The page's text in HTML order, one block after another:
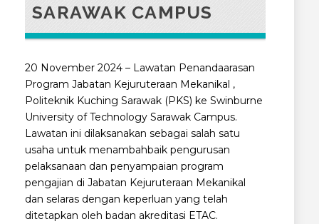
SARAWAK CAMPUS
20 November 2024 – Lawatan Penandaarasan
Program Jabatan Kejuruteraan Mekanikal ,
Politeknik Kuching Sarawak (PKS) ke Swinburne
University of Technology Sarawak Campus.
Lawatan ini dilaksanakan sebagai salah satu
usaha untuk menambahbaik pengurusan
pelaksanaan dan penyampaian program
pengajian di Jabatan Kejuruteraan Mekanikal
dan selaras dengan keperluan yang telah
ditetapkan oleh badan akreditasi ETAC.